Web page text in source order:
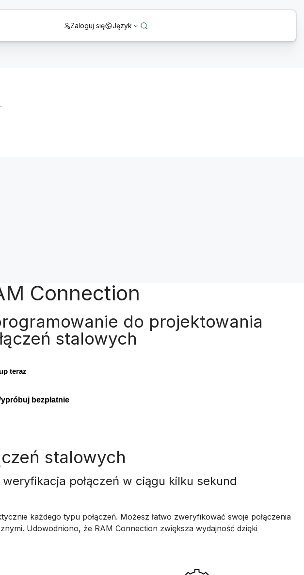
Zaloguj się Język
Connection
do projektowania
stalowych
teraz
bezpłatnie
stalowych
połączeń w ciągu kilku sekund
każdego typu połączeń. Możesz łatwo zweryfikować swoje połączenia
Udowodniono, że RAM Connection zwiększa wydajność dzięki